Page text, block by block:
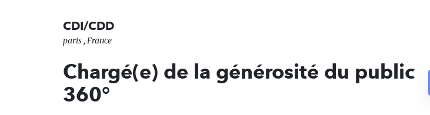
CDI/CDD
paris , France
Chargé(e) de la générosité du public
360°